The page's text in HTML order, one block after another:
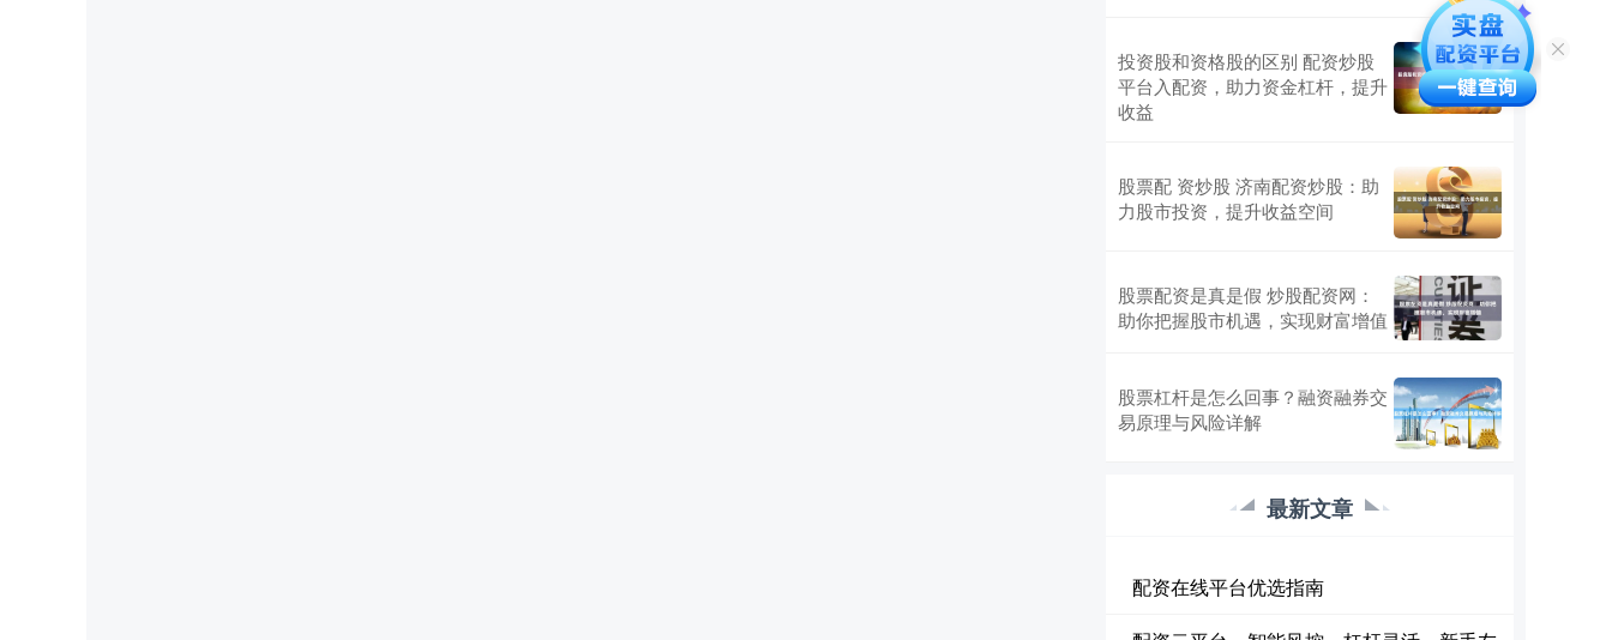
投资股和资格股的区别 配资炒股
平台入配资，助力资金杠杆，提升
收益
股票配 资炒股 济南配资炒股：助
力股市投资，提升收益空间
股票配资是真是假 炒股配资网：
助你把握股市机遇，实现财富增值
股票杠杆是怎么回事？融资融券交
易原理与风险详解
最新文章
配资在线平台优选指南